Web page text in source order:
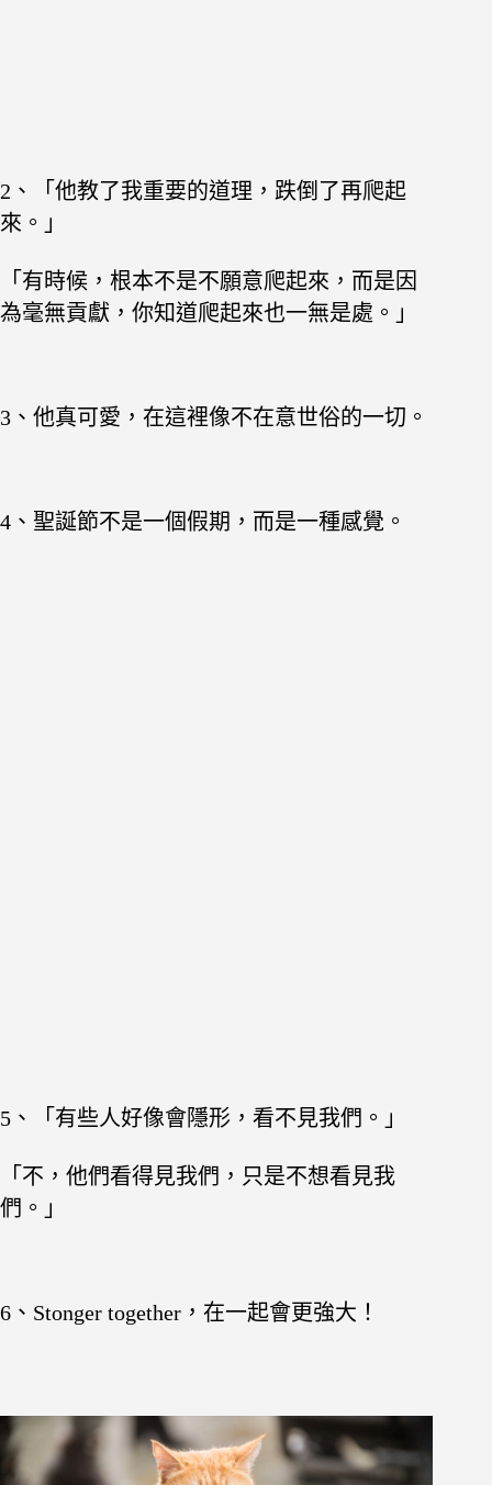
2、「他教了我重要的道理，跌倒了再爬起
來。」
「有時候，根本不是不願意爬起來，而是因
為毫無貢獻，你知道爬起來也一無是處。」
3、他真可愛，在這裡像不在意世俗的一切。
4、聖誕節不是一個假期，而是一種感覺。
5、「有些人好像會隱形，看不見我們。」
「不，他們看得見我們，只是不想看見我
們。」
6、Stonger together，在一起會更強大！